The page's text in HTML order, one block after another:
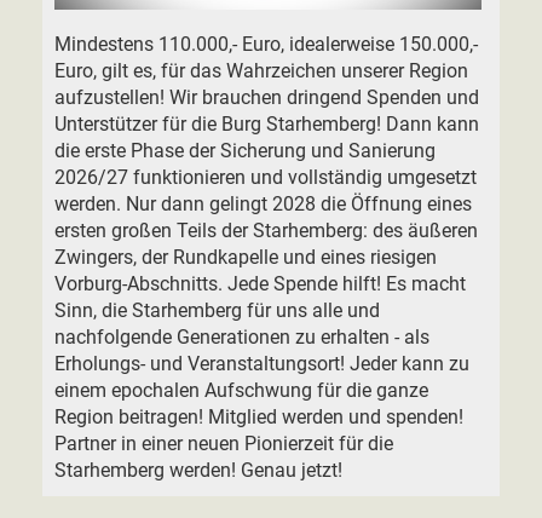
Mindestens 110.000,- Euro, idealerweise 150.000,-
Euro, gilt es, für das Wahrzeichen unserer Region
aufzustellen! Wir brauchen dringend Spenden und
Unterstützer für die Burg Starhemberg! Dann kann
die erste Phase der Sicherung und Sanierung
2026/27 funktionieren und vollständig umgesetzt
werden. Nur dann gelingt 2028 die Öffnung eines
ersten großen Teils der Starhemberg: des äußeren
Zwingers, der Rundkapelle und eines riesigen
Vorburg-Abschnitts. Jede Spende hilft! Es macht
Sinn, die Starhemberg für uns alle und
nachfolgende Generationen zu erhalten - als
Erholungs- und Veranstaltungsort! Jeder kann zu
einem epochalen Aufschwung für die ganze
Region beitragen! Mitglied werden und spenden!
Partner in einer neuen Pionierzeit für die
Starhemberg werden! Genau jetzt!